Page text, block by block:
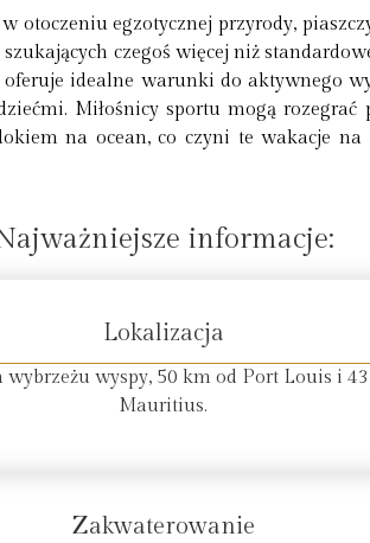
otoczeniu egzotycznej przyrody,
czegoś więcej niż
idealne warunki do aktywnego
Miłośnicy sportu mogą
na ocean, co czyni te wakacje na
informacje:
Lokalizacja
wybrzeżu wyspy, 50 km od Port Louis i
Mauritius.
Zakwaterowanie